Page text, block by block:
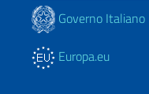
Governo Italiano
Europa.eu